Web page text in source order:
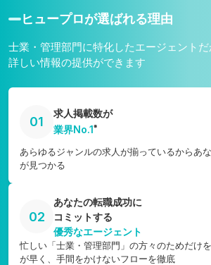
沖縄県
ヒュープロが選ばれる理由
士業・管理部門に特化したエージェント
詳しい情報の提供ができます
01
求人掲載数が
業界No.1※
あらゆるジャンルの求人が揃っているからあ
が見つかる
02
あなたの転職成功に
コミットする
優秀なエージェント
忙しい「士業・管理部門」の方々のためだけ
が早く、手間をかけないフローを徹底